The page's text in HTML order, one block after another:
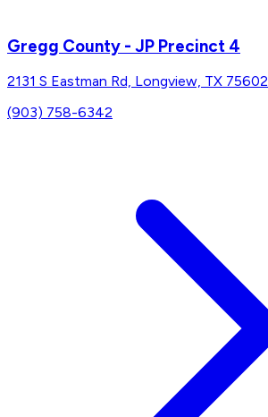
Gregg County - JP Precinct 4
2131 S Eastman Rd, Longview, TX 75602
(903) 758-6342